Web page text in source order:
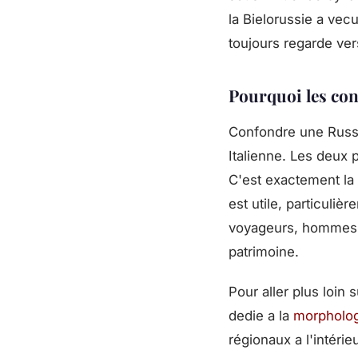
la Bielorussie a
toujours regarde
Pourquoi les
Confondre une
Italienne. Les deux
C'est exactement
est utile,
voyageurs,
patrimoine.
Pour aller plus loin
dedie a la
régionaux a